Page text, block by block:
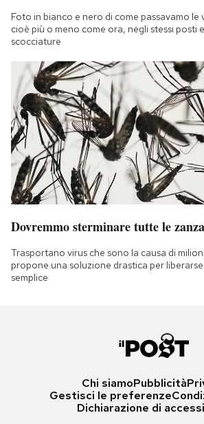
Foto in bianco e nero di come passavamo le
cioè più o meno come ora, negli stessi posti
scocciature
Dovremmo sterminare tutte le
Trasportano virus che sono la causa di
propone una soluzione drastica per
semplice
Chi siamoPubblicità
Gestisci le preferenze
Dichiarazione di